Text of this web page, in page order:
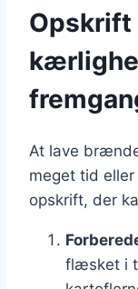
At lave
meget tid
opskrift, der
flæsket i